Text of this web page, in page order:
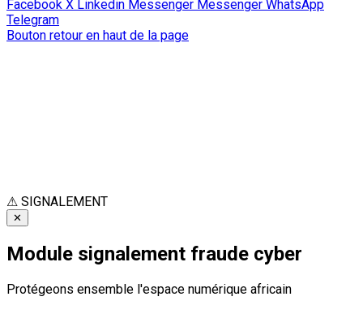
Facebook X Linkedin Messenger Messenger WhatsApp
Telegram
Bouton retour en haut de la page
⚠ SIGNALEMENT
✕
Module signalement fraude cyber
Protégeons ensemble l'espace numérique africain